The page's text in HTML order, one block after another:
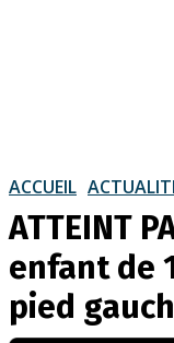
ACCUEIL
ATTEINT
enfant de
pied